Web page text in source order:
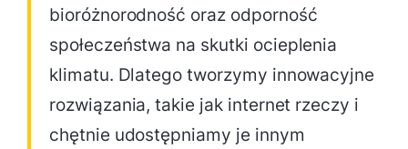
bioróżnorodność oraz odporność
społeczeństwa na skutki ocieplenia
klimatu. Dlatego tworzymy innowacyjne
rozwiązania, takie jak internet rzeczy i
chętnie udostępniamy je innym